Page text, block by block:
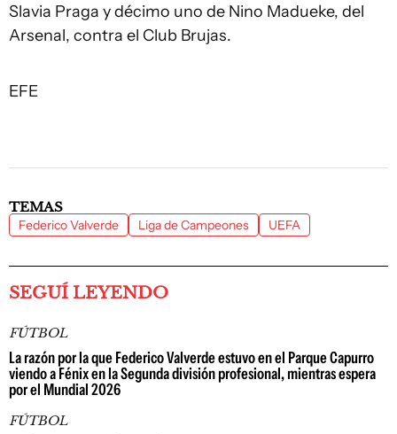
Slavia Praga y décimo uno de Nino Madueke, del
Arsenal, contra el Club Brujas.
EFE
TEMAS
Federico Valverde Liga de Campeones UEFA
SEGUÍ LEYENDO
FÚTBOL
La razón por la que Federico Valverde estuvo en el Parque Capurro
viendo a Fénix en la Segunda división profesional, mientras espera
por el Mundial 2026
FÚTBOL